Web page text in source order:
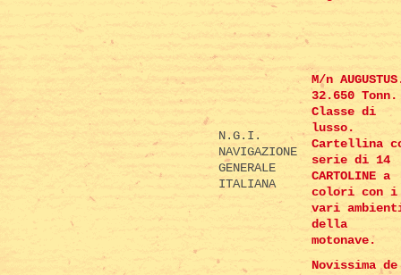
N.G.I.
NAVIGAZIONE
GENERALE
ITALIANA
M/n
32.650 Tonn.
Classe di
lusso.
Cartellina
serie di 14
CARTOLINE a
colori con i
vari
della
motonave.
Novissima de